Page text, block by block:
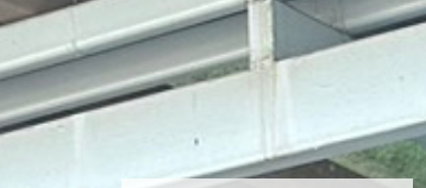
Skip
to
content